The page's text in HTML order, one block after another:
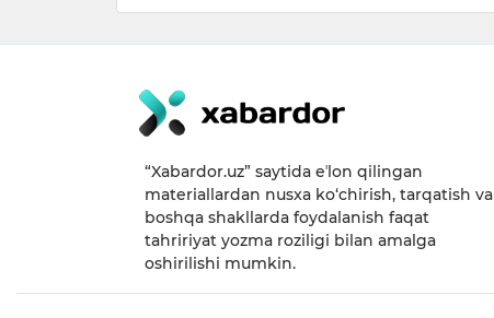
“Xabardor.uz” saytida eʼlon qilingan
materiallardan nusxa ko‘chirish, tarqatish va
boshqa shakllarda foydalanish faqat
tahririyat yozma roziligi bilan amalga
oshirilishi mumkin.